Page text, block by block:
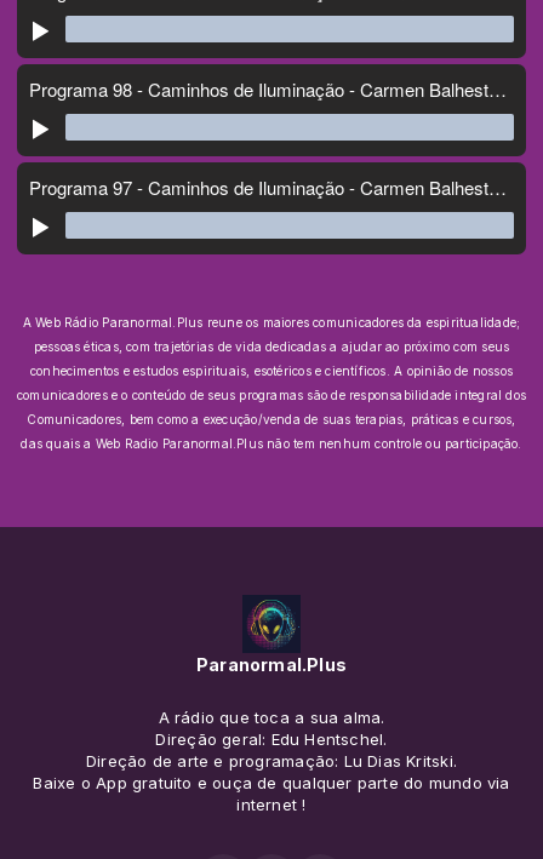
A Web Rádio Paranormal.Plus reune os maiores comunicadores da espiritualidade;
pessoas éticas, com trajetórias de vida dedicadas a ajudar ao próximo com seus
conhecimentos e estudos espirituais, esotéricos e científicos.A opinião de nossos
comunicadores e o conteúdo de seus programas são de responsabilidade integral dos
Comunicadores, bem como a execução/venda de suas terapias, práticas e cursos,
das quais a Web Radio Paranormal.Plus não tem nenhum controle ou participação.
Paranormal.Plus
A rádio que toca a sua alma.
Direção geral: Edu Hentschel.
Direção de arte e programação: Lu Dias Kritski.
Baixe o App gratuito e ouça de qualquer parte do mundo via
internet !